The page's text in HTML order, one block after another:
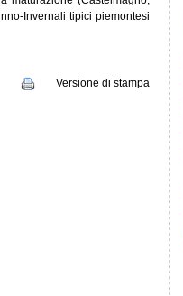
Invernali tipici piemontesi
Versione di stampa